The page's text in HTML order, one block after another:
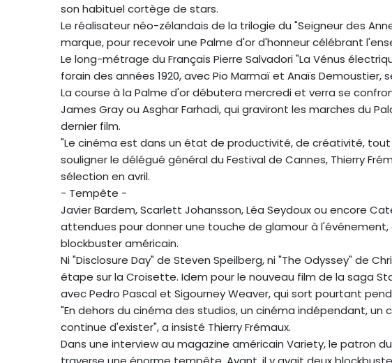
son habituel cortège de stars.
Le réalisateur néo-zélandais de la trilogie du "Seigneur des
marque, pour recevoir une Palme d'or d'honneur célébrant
Le long-métrage du Français Pierre Salvadori "La Vénus
forain des années 1920, avec Pio Marmaï et Anaïs Demoustier,
La course à la Palme d'or débutera mercredi et verra se
James Gray ou Asghar Farhadi, qui graviront les marches du
dernier film.
"Le cinéma est dans un état de productivité, de créativité,
souligner le délégué général du Festival de Cannes, Thierry
sélection en avril.
- Tempête -
Javier Bardem, Scarlett Johansson, Léa Seydoux ou encore
attendues pour donner une touche de glamour à l'événement,
blockbuster américain.
Ni "Disclosure Day" de Steven Speilberg, ni "The Odyssey" de
étape sur la Croisette. Idem pour le nouveau film de la saga
avec Pedro Pascal et Sigourney Weaver, qui sort pourtant
"En dehors du cinéma des studios, un cinéma indépendant, un
continue d'exister", a insisté Thierry Frémaux.
Dans une interview au magazine américain Variety, le patron